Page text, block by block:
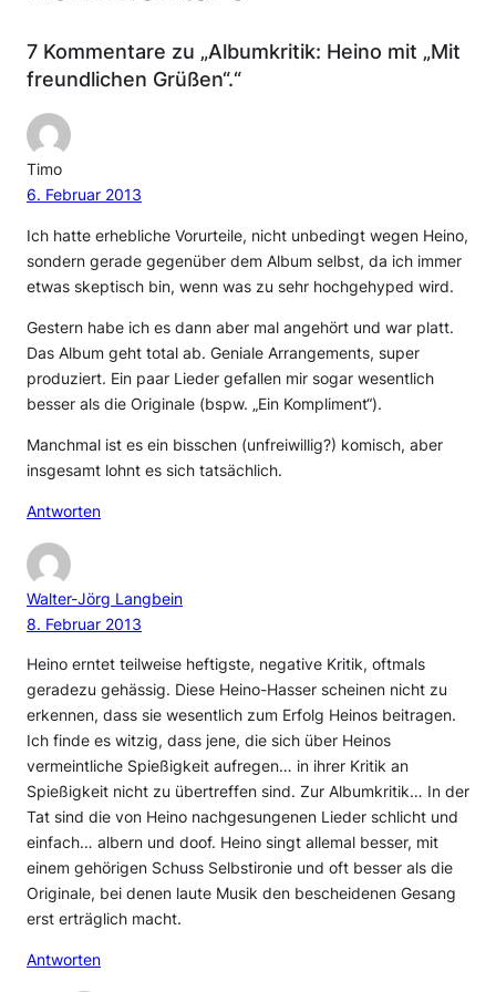
7 Kommentare zu „Albumkritik: Heino mit „Mit
freundlichen Grüßen“.“
Timo
6. Februar 2013
Ich hatte erhebliche Vorurteile, nicht unbedingt wegen Heino,
sondern gerade gegenüber dem Album selbst, da ich immer
etwas skeptisch bin, wenn was zu sehr hochgehyped wird.
Gestern habe ich es dann aber mal angehört und war platt.
Das Album geht total ab. Geniale Arrangements, super
produziert. Ein paar Lieder gefallen mir sogar wesentlich
besser als die Originale (bspw. „Ein Kompliment“).
Manchmal ist es ein bisschen (unfreiwillig?) komisch, aber
insgesamt lohnt es sich tatsächlich.
Antworten
Walter-Jörg Langbein
8. Februar 2013
Heino erntet teilweise heftigste, negative Kritik, oftmals
geradezu gehässig. Diese Heino-Hasser scheinen nicht zu
erkennen, dass sie wesentlich zum Erfolg Heinos beitragen.
Ich finde es witzig, dass jene, die sich über Heinos
vermeintliche Spießigkeit aufregen… in ihrer Kritik an
Spießigkeit nicht zu übertreffen sind. Zur Albumkritik… In der
Tat sind die von Heino nachgesungenen Lieder schlicht und
einfach… albern und doof. Heino singt allemal besser, mit
einem gehörigen Schuss Selbstironie und oft besser als die
Originale, bei denen laute Musik den bescheidenen Gesang
erst erträglich macht.
Antworten